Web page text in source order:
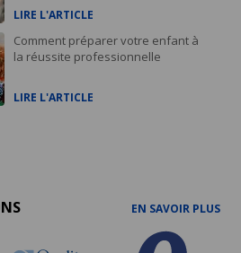
LIRE L'ARTICLE
Comment préparer votre enfant à
la réussite professionnelle
LIRE L'ARTICLE
EN SAVOIR PLUS